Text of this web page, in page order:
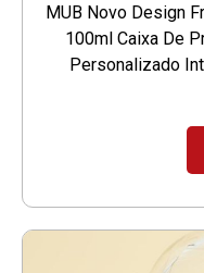
MUB Novo Design
100ml Caixa De
Personalizado